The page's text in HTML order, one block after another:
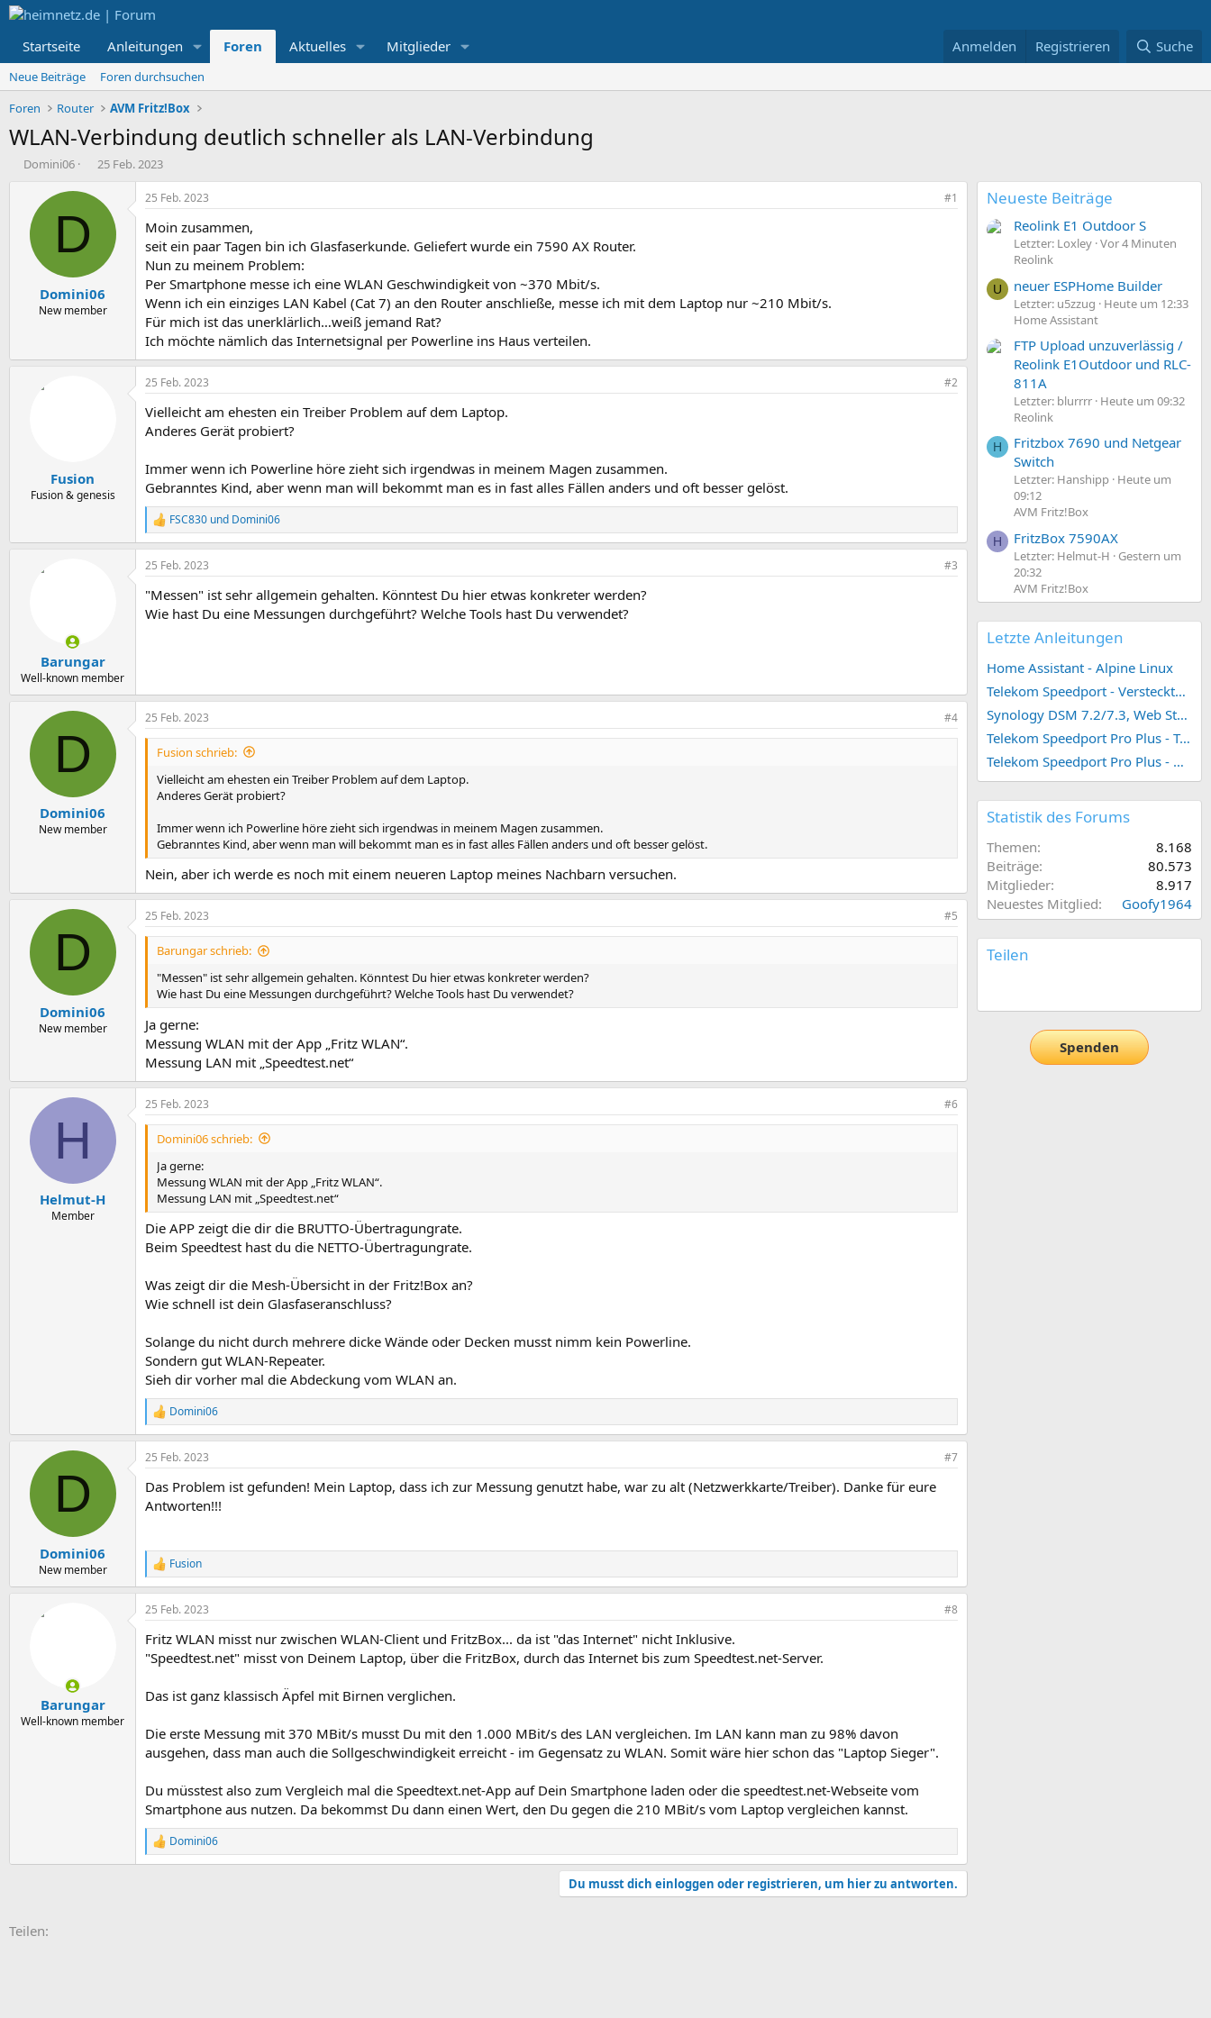
Startseite Anleitungen Foren Aktuelles Mitglieder Anmelden Registrieren Suche
Neue Beiträge
Foren durchsuchen
Foren
Router AVM Fritz!Box
WLAN-Verbindung deutlich schneller als LAN-Verbindung
E
Domini06
E
s
a
m
25 Feb. 2023
D
Domini06
New member
25 Feb. 2023 #1
Moin zusammen,
seit ein paar Tagen bin ich Glasfaserkunde. Geliefert wurde ein 7590 AX Router.
Nun zu meinem Problem:
Per Smartphone messe ich eine WLAN Geschwindigkeit von ~370 Mbit/s.
Wenn ich ein einziges LAN Kabel (Cat 7) an den Router anschließe, messe ich mit dem Laptop nur ~210 Mbit/s.
Für mich ist das unerklärlich…weiß jemand Rat?
Ich möchte nämlich das Internetsignal per Powerline ins Haus verteilen.
Fusion
Fusion & genesis
25 Feb. 2023 #2
Vielleicht am ehesten ein Treiber Problem auf dem Laptop.
Anderes Gerät probiert?
Immer wenn ich Powerline höre zieht sich irgendwas in meinem Magen zusammen.
Gebranntes Kind, aber wenn man will bekommt man es in fast alles Fällen anders und oft besser gelöst.
R
e
a
k
i
o
FSC830 und Domini06
Barungar
Well-known member
25 Feb. 2023 #3
"Messen" ist sehr allgemein gehalten. Könntest Du hier etwas konkreter werden?
Wie hast Du eine Messungen durchgeführt? Welche Tools hast Du verwendet?
D
Domini06
New member
25 Feb. 2023 #4
Fusion schrieb:
Vielleicht am ehesten ein Treiber Problem auf dem Laptop.
Anderes Gerät probiert?
Immer wenn ich Powerline höre zieht sich irgendwas in meinem Magen zusammen.
Gebranntes Kind, aber wenn man will bekommt man es in fast alles Fällen anders und oft besser gelöst.
Nein, aber ich werde es noch mit einem neueren Laptop meines Nachbarn versuchen.
D
Domini06
New member
25 Feb. 2023 #5
Barungar schrieb:
"Messen" ist sehr allgemein gehalten. Könntest Du hier etwas konkreter werden?
Wie hast Du eine Messungen durchgeführt? Welche Tools hast Du verwendet?
Ja gerne:
Messung WLAN mit der App „Fritz WLAN“.
Messung LAN mit „Speedtest.net“
H
Helmut-H
Member
25 Feb. 2023 #6
Domini06 schrieb:
Ja gerne:
Messung WLAN mit der App „Fritz WLAN“.
Messung LAN mit „Speedtest.net“
Die APP zeigt die dir die BRUTTO-Übertragungrate.
Beim Speedtest hast du die NETTO-Übertragungrate.
Was zeigt dir die Mesh-Übersicht in der Fritz!Box an?
Wie schnell ist dein Glasfaseranschluss?
Solange du nicht durch mehrere dicke Wände oder Decken musst nimm kein Powerline.
Sondern gut WLAN-Repeater.
Sieh dir vorher mal die Abdeckung vom WLAN an.
R
e
a
k
i
o
n
Domini06
D
Domini06
New member
25 Feb. 2023 #7
Das Problem ist gefunden! Mein Laptop, dass ich zur Messung genutzt habe, war zu alt (Netzwerkkarte/Treiber). Danke für eure
Antworten!!!
R
e
a
k
i
o
n
Fusion
Barungar
Well-known member
25 Feb. 2023 #8
Fritz WLAN misst nur zwischen WLAN-Client und FritzBox... da ist "das Internet" nicht Inklusive.
"Speedtest.net" misst von Deinem Laptop, über die FritzBox, durch das Internet bis zum Speedtest.net-Server.
Das ist ganz klassisch Äpfel mit Birnen verglichen.
Die erste Messung mit 370 MBit/s musst Du mit den 1.000 MBit/s des LAN vergleichen. Im LAN kann man zu 98% davon
ausgehen, dass man auch die Sollgeschwindigkeit erreicht - im Gegensatz zu WLAN. Somit wäre hier schon das "Laptop Sieger".
Du müsstest also zum Vergleich mal die Speedtext.net-App auf Dein Smartphone laden oder die speedtest.net-Webseite vom
Smartphone aus nutzen. Da bekommst Du dann einen Wert, den Du gegen die 210 MBit/s vom Laptop vergleichen kannst.
R
e
Domini06
Du musst dich einloggen oder registrieren, um hier zu antworten.
Teilen:
Neueste Beiträge
Reolink E1 Outdoor S
Letzter: Loxley Vor 4 Minuten
Reolink
U neuer ESPHome Builder
Letzter: u5zzug
Heute um 12:33
Home Assistant
FTP Upload unzuverlässig /
Reolink E1Outdoor und RLC-
811A
Letzter: blurrrr Heute um 09:32
Reolink
H
Fritzbox 7690 und Netgear
Switch
Letzter: Hanshipp Heute um
09:12
AVM Fritz!Box
H FritzBox 7590AX
Letzter: Helmut-H
Gestern um
20:32
AVM Fritz!Box
Letzte Anleitungen
Home Assistant - Alpine Linux
Telekom Speedport - Versteckte Konfigurationen
Synology DSM 7.2/7.3, Web Station 4, Webdienst und Webportal erstellen (ehemals vHost)
Telekom Speedport Pro Plus - Telefonie einrichten
Telekom Speedport Pro Plus - Netzwerk einrichten
Statistik des Forums
Themen
8.168
Beiträge
80.573
Mitglieder
8.917
Neuestes Mitglied
Goofy1964
Teilen
Spenden